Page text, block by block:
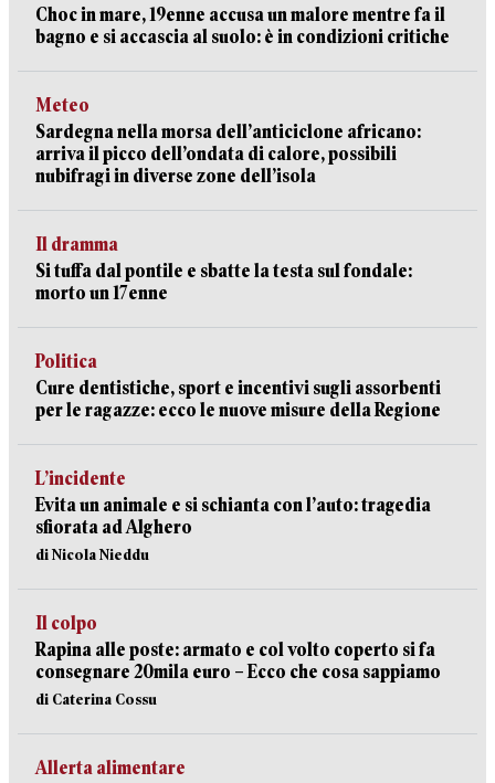
Choc in mare, 19enne accusa un malore mentre fa il
bagno e si accascia al suolo: è in condizioni critiche
Meteo
Sardegna nella morsa dell’anticiclone africano:
arriva il picco dell’ondata di calore, possibili
nubifragi in diverse zone dell’isola
Il dramma
Si tuffa dal pontile e sbatte la testa sul fondale:
morto un 17enne
Politica
Cure dentistiche, sport e incentivi sugli assorbenti
per le ragazze: ecco le nuove misure della Regione
L’incidente
Evita un animale e si schianta con l’auto: tragedia
sfiorata ad Alghero
di Nicola Nieddu
Il colpo
Rapina alle poste: armato e col volto coperto si fa
consegnare 20mila euro – Ecco che cosa sappiamo
di Caterina Cossu
Allerta alimentare